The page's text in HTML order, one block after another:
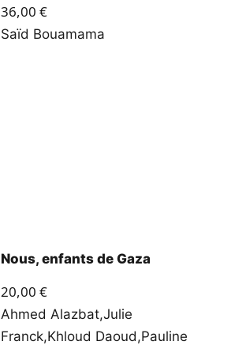
36,00 €
Saïd Bouamama
Nous, enfants de Gaza
20,00 €
Ahmed Alazbat,Julie
Franck,Khloud Daoud,Pauline